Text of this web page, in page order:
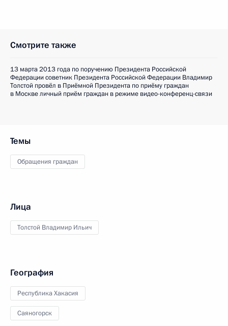
Смотрите также
13 марта 2013 года по поручению Президента Российской
Федерации советник Президента Российской Федерации Владимир
Толстой провёл в Приёмной Президента по приёму граждан
в Москве личный приём граждан в режиме видео-конференц-связи
Темы
Обращения граждан
Лица
Толстой Владимир Ильич
География
Республика Хакасия
Саяногорск